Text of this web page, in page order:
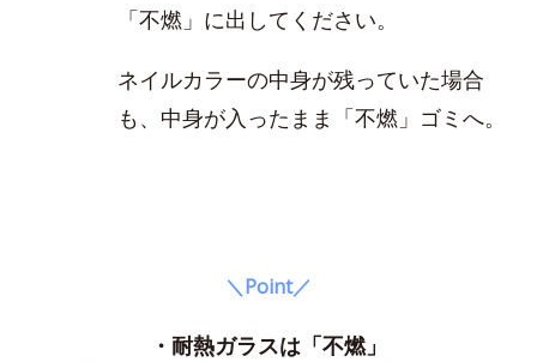
「不燃」に出してください。
ネイルカラーの中身が残っていた場合
も、中身が入ったまま「不燃」ゴミへ。
＼Point／
・耐熱ガラスは「不燃」